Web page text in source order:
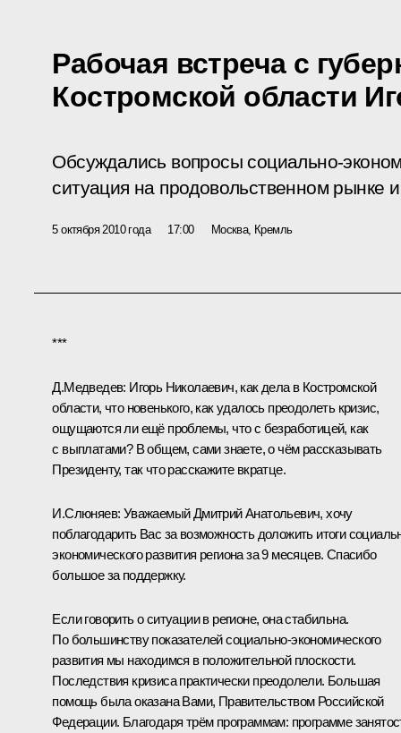
Рабочая встреча с
Костромской области
Обсуждались вопросы социально-
ситуация на продовольственном рынке
5 октября 2010 года 17:00 Москва, Кремль
***
Д.Медведев: Игорь Николаевич, как дела в Костромской
области, что новенького, как удалось преодолеть кризис,
ощущаются ли ещё проблемы, что с безработицей, как
с выплатами? В общем, сами знаете, о чём рассказывать
Президенту, так что расскажите вкратце.
И.Слюняев: Уважаемый Дмитрий Анатольевич, хочу
поблагодарить Вас за возможность доложить итоги
экономического развития региона за 9 месяцев. Спасибо
большое за поддержку.
Если говорить о ситуации в регионе, она стабильна.
По большинству показателей социально-экономического
развития мы находимся в положительной плоскости.
Последствия кризиса практически преодолели. Большая
помощь была оказана Вами, Правительством Российской
Федерации. Благодаря трём программам: программе